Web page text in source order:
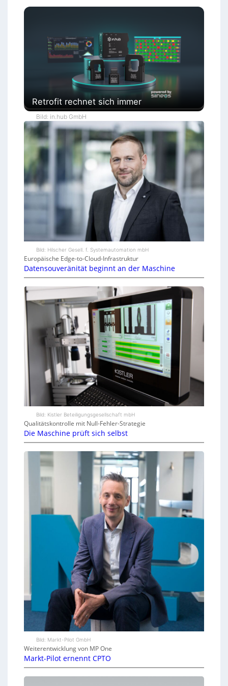
Retrofit rechnet sich immer
Bild: in.hub GmbH
Bild: Hilscher Gesell. f. Systemautomation mbH
Europäische Edge-to-Cloud-Infrastruktur
Datensouveränität beginnt an der Maschine
Bild: Kistler Beteiligungsgesellschaft mbH
Qualitätskontrolle mit Null-Fehler-Strategie
Die Maschine prüft sich selbst
Bild: Markt-Pilot GmbH
Weiterentwicklung von MP One
Markt-Pilot ernennt CPTO